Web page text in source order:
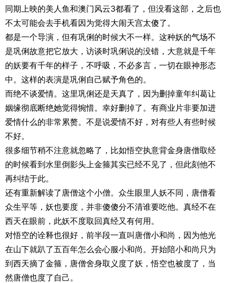
同期上映的美人鱼和澳门风云3都看了，但没看这部，之后也
不太可能会去手机看因为觉得大闹天宫太傻了。
都是一个导演，但有巩俐的时候大不一样。这种妖的气场不
是巩俐故意把它放大，访谈时巩俐说的没错，大意就是千年
的妖要有千年的样子，不呼吸，不必多言，一切在眼神形态
中。这样的表演是巩俐自己赋予角色的。
而绝不谈爱情。这里巩俐还是天真了，因为删掉童年纠葛让
姻缘彻底断绝她觉得惋惜。幸好删掉了。有商业片非要加进
爱情什么的非常累赘。不是说爱情不好，对有些人有些时候
不好。
很多细节稍不注意就忽略了，比如悟空执意背金身唐僧取经
的时候看到水里倒影头上金箍其实已经不见了，但此刻他不
再纠结于此。
还有重新解读了唐僧这个小僧。众生眼里人妖不同，唐僧看
众生平等，妖也要度，并非傻傻分不清谁要吃他。真经不在
西天在眼前，此妖不度取回真经又有何用。
对悟空的诠释也很好，前半段一直叫唐僧小和尚，因为他光
在山下就趴了五百年怎么会心服小和尚。开始陪小和尚只为
到西天摘了金箍，唐僧舍身取义度了妖，悟空也被度了，当
然唐僧也度了自己。